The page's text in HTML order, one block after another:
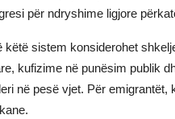
për ndryshime ligjore
këtë sistem konsiderohet
kufizime në punësim publik
në pesë vjet. Për